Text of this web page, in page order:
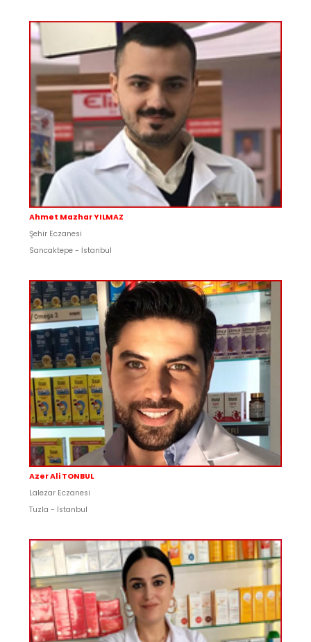
Ahmet Mazhar YILMAZ
Şehir Eczanesi
Sancaktepe - İstanbul
Azer Ali TONBUL
Lalezar Eczanesi
Tuzla - İstanbul